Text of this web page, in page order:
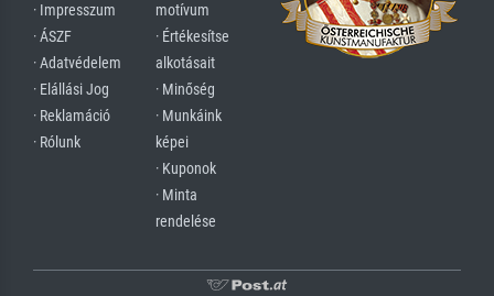
· Impresszum
· ÁSZF
· Adatvédelem
· Elállási Jog
· Reklamáció
· Rólunk
motívum
· Értékesítse
alkotásait
· Minőség
· Munkáink
képei
· Kuponok
· Minta
rendelése